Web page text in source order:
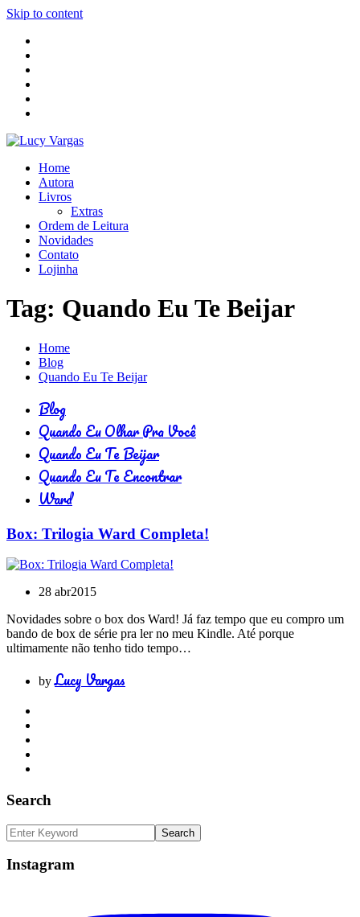
Skip to content
Home
Autora
Livros
Extras
Ordem de Leitura
Novidades
Contato
Lojinha
Tag: Quando Eu Te Beijar
Home
Blog
Quando Eu Te Beijar
Blog
Quando Eu Olhar Pra Você
Quando Eu Te Beijar
Quando Eu Te Encontrar
Ward
Box: Trilogia Ward Completa!
28 abr2015
Novidades sobre o box dos Ward! Já faz tempo que eu compro um
bando de box de série pra ler no meu Kindle. Até porque
ultimamente não tenho tido tempo…
byLucy Vargas
Search
Instagram